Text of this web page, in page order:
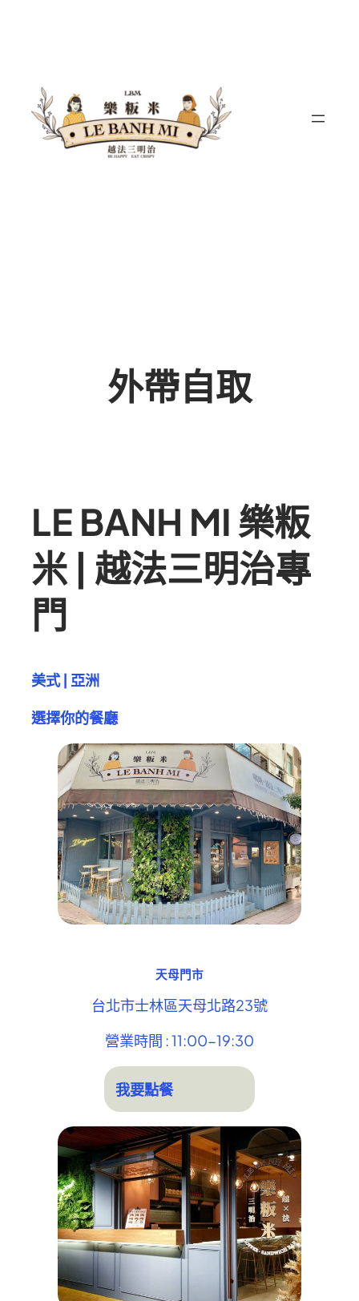
外帶自取
LE BANH MI 樂粄
米 | 越法三明治專
門
美式 | 亞洲
選擇你的餐廳
天母門市
台北市士林區天母北路23號
營業時間 : 11:00-19:30
我要點餐